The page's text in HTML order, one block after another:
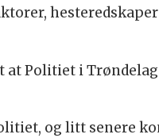
at Politiet i
og litt senere